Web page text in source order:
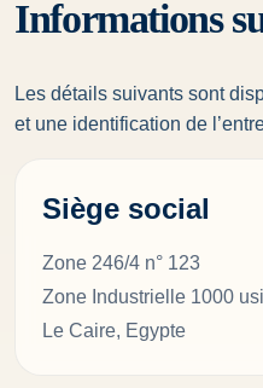
Informations
Les détails suivants sont
et une identification de
Siège social
Zone 246/4 n° 123
Zone Industrielle 1000
Le Caire, Egypte